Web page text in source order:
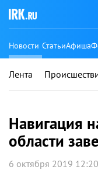
Новости СтатьиАфиша
Лента
Навигация
области
6 октября 2019 12:20